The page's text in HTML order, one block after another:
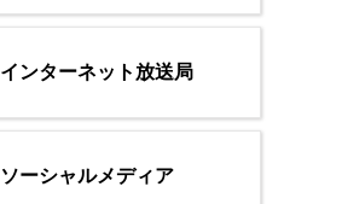
インターネット放送局
ソーシャルメディア